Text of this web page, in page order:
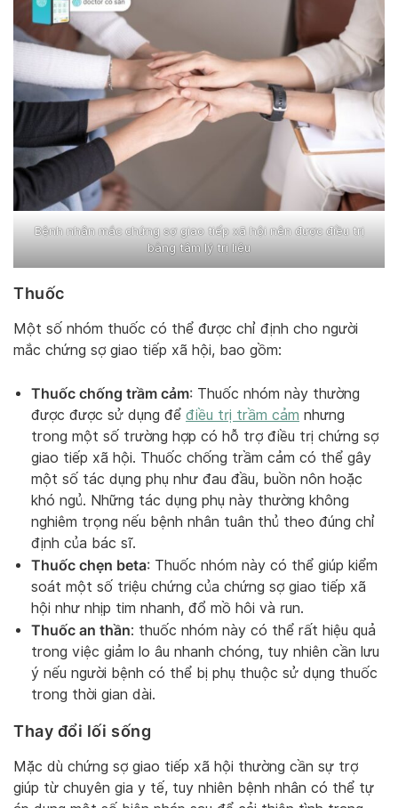
Bệnh nhân mắc chứng sợ giao tiếp xã hội nên được điều trị
bằng tâm lý trị liệu
Thuốc
Một số nhóm thuốc có thể được chỉ định cho người
mắc chứng sợ giao tiếp xã hội, bao gồm:
Thuốc chống trầm cảm: Thuốc nhóm này thường
được được sử dụng để điều trị trầm cảm nhưng
trong một số trường hợp có hỗ trợ điều trị chứng sợ
giao tiếp xã hội. Thuốc chống trầm cảm có thể gây
một số tác dụng phụ như đau đầu, buồn nôn hoặc
khó ngủ. Những tác dụng phụ này thường không
nghiêm trọng nếu bệnh nhân tuân thủ theo đúng chỉ
định của bác sĩ.
Thuốc chẹn beta: Thuốc nhóm này có thể giúp kiểm
soát một số triệu chứng của chứng sợ giao tiếp xã
hội như nhịp tim nhanh, đổ mồ hôi và run.
Thuốc an thần: thuốc nhóm này có thể rất hiệu quả
trong việc giảm lo âu nhanh chóng, tuy nhiên cần lưu
ý nếu người bệnh có thể bị phụ thuộc sử dụng thuốc
trong thời gian dài.
Thay đổi lối sống
Mặc dù chứng sợ giao tiếp xã hội thường cần sự trợ
giúp từ chuyên gia y tế, tuy nhiên bệnh nhân có thể tự